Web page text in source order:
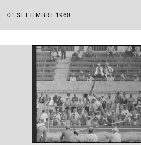
01 SETTEMBRE 1960